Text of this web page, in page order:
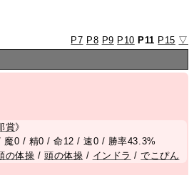
P7 P8 P9 P10 P11 P15 ▽
賞》
0 / 精0 / 命12 / 速0 / 勝率43.3%
の体操 / 頭の体操 / インドラ /でこぴん